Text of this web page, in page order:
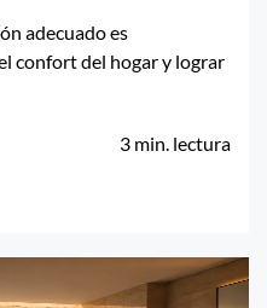
adecuado es
confort del hogar y lograr
3 min. lectura